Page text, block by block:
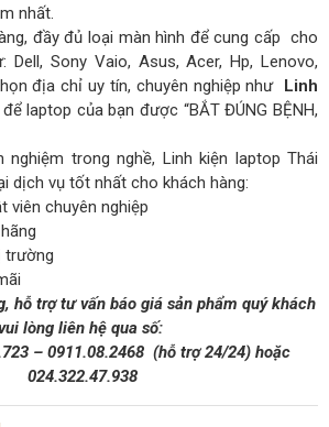
nhất.
đầy đủ loại màn hình để cung cấp cho
Dell, Sony Vaio, Asus, Acer, Hp, Lenovo,
địa chỉ uy tín, chuyên nghiệp như Linh
laptop của bạn được “BẮT ĐÚNG BỆNH,
nghiệm trong nghề, Linh kiện laptop Thái
dịch vụ tốt nhất cho khách hàng:
viên chuyên nghiệp
trường
hỗ trợ tư vấn báo giá sản phẩm quý khách
lòng liên hệ qua số:
– 0911.08.2468 (hỗ trợ 24/24)hoặc
024.322.47.938